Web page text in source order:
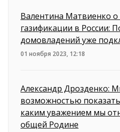
Валентина Матвиенко о
газификации в России:
домовладений уже
01 ноября 2023, 12:18
Александр Дрозденко:
возможностью показать
каким уважением мы
общей Родине